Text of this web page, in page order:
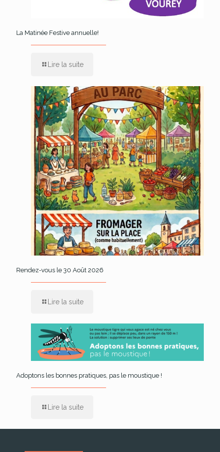
La Matinée Festive annuelle!
Lire la suite
Rendez-vous le 30 Août 2026
Lire la suite
Adoptons les bonnes pratiques, pas le moustique !
Lire la suite